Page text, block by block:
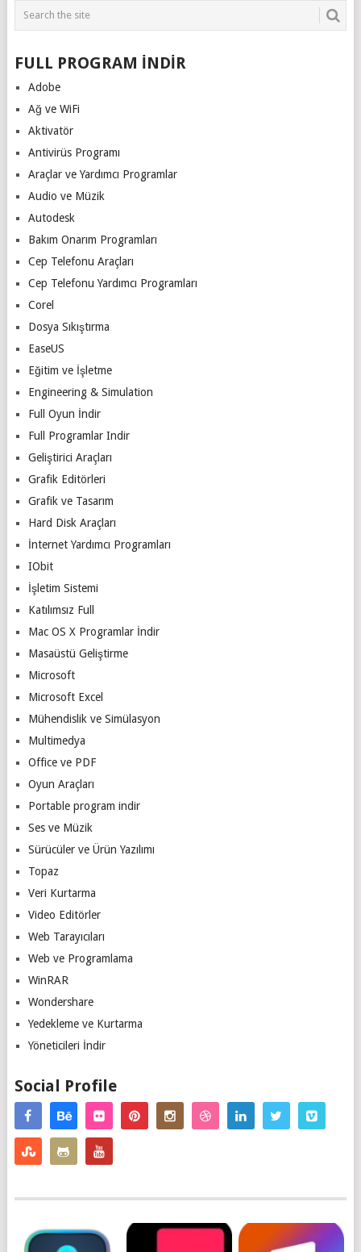
FULL PROGRAM İNDİR
Adobe
Ağ ve WiFi
Aktivatör
Antivirüs Programı
Araçlar ve Yardımcı Programlar
Audio ve Müzik
Autodesk
Bakım Onarım Programları
Cep Telefonu Araçları
Cep Telefonu Yardımcı Programları
Corel
Dosya Sıkıştırma
EaseUS
Eğitim ve İşletme
Engineering & Simulation
Full Oyun İndir
Full Programlar Indir
Geliştirici Araçları
Grafik Editörleri
Grafik ve Tasarım
Hard Disk Araçları
İnternet Yardımcı Programları
IObit
İşletim Sistemi
Katılımsız Full
Mac OS X Programlar İndir
Masaüstü Geliştirme
Microsoft
Microsoft Excel
Mühendislik ve Simülasyon
Multimedya
Office ve PDF
Oyun Araçları
Portable program indir
Ses ve Müzik
Sürücüler ve Ürün Yazılımı
Topaz
Veri Kurtarma
Video Editörler
Web Tarayıcıları
Web ve Programlama
WinRAR
Wondershare
Yedekleme ve Kurtarma
Yöneticileri İndir
Social Profile